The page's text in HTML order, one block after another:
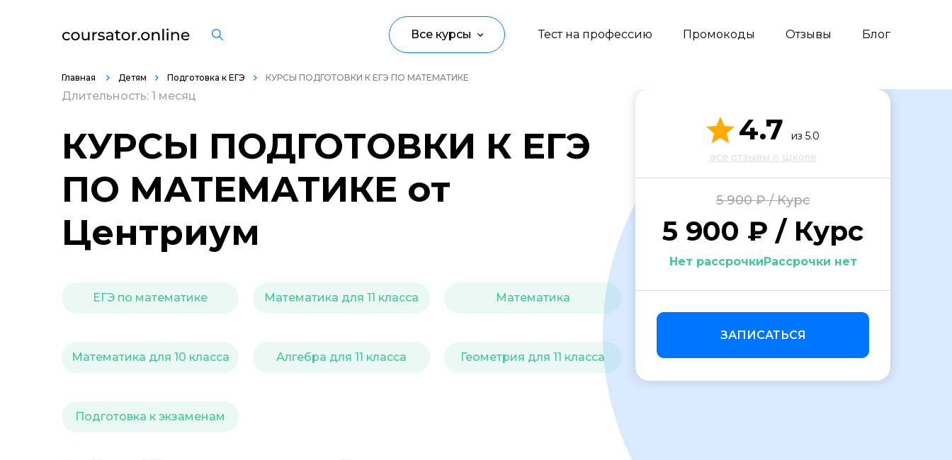
Тест на профессию Промокоды Отзывы Блог
Все курсы
Дизайн
Маркетинг
Детям
Бизнес и финансы
Главная Детям Подготовка к ЕГЭ КУРСЫ ПОДГОТОВКИ К ЕГЭ ПО МАТЕМАТИКЕ
Длительность: 1 месяц
КУРСЫ ПОДГОТОВКИ К ЕГЭ
ПО МАТЕМАТИКЕ от
Центриум
ЕГЭ по математике Математика для 11 класса Математика
Математика для 10 класса Алгебра для 11 класса Геометрия для 11 класса
Подготовка к экзаменам
4.7
из 5.0
все отзывы о школе
5 900 ₽ / Курс
5 900 ₽ / Курс
Нет рассрочкиРассрочки нет
ЗАПИСАТЬСЯ